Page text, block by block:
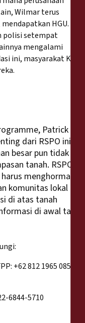
Wilmar terus
HGU.
polisi setempat
mengalami
ini, masyarakat Kapa
Patrick
dari RSPO ini
besar pun tidak
tanah. RSPO
menghormati
komunitas lokal
di atas tanah
di awal tanpa
+62 812 1965 0850
6844-5710